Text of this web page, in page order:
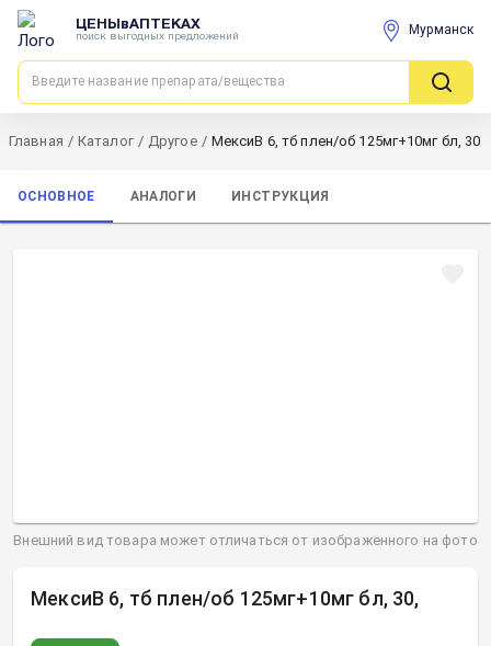
ЦЕНЫвАПТЕКАХ
поиск выгодных предложений Мурманск
Главная / Каталог / Другое / МексиВ 6, тб плен/об 125мг+10мг бл, 30
ОСНОВНОЕ АНАЛОГИ ИНСТРУКЦИЯ
МексиВ 6, тб плен/об 125мг+10мг бл, 30,
Внешний вид товара может отличаться от изображенного на фото